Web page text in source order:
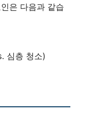
은 다음과 같습
심층 청소)